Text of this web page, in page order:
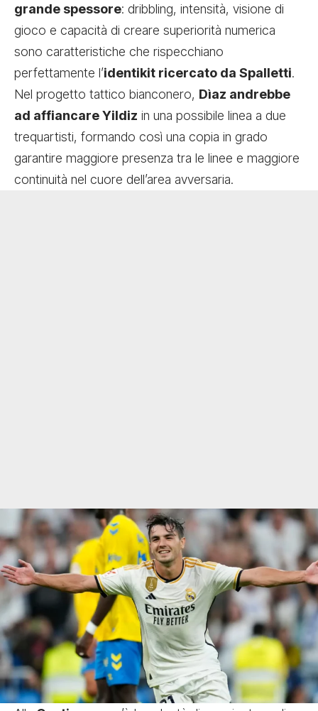
grande spessore: dribbling, intensità, visione di
gioco e capacità di creare superiorità numerica
sono caratteristiche che rispecchiano
perfettamente l’identikit ricercato da Spalletti.
Nel progetto tattico bianconero, Dìaz andrebbe
ad affiancare Yildiz in una possibile linea a due
trequartisti, formando così una copia in grado
garantire maggiore presenza tra le linee e maggiore
continuità nel cuore dell’area avversaria.